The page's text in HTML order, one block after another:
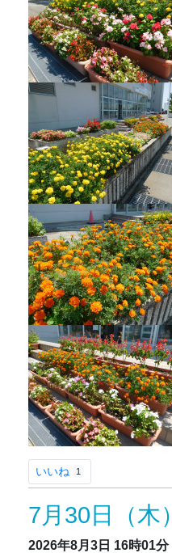
いいね 1
7月30日（木）
2026年8月3日 16時01分